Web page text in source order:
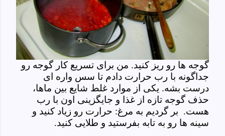
گوجه ها رو ریز کنید. من برای تسریع کار گوجه رو
جداگونه با رب حرارت دادم تا سس واره ای
درست بشه. یکی از موارد غلط شایع بین ماها،
حذف گوجه تازه از غذا و جایگزینی اون با رب
هست. بر گردیم به مرغ: حرارت رو زیاد کنید و
سینه ها رو به تابه بفرستید و طلایی کنید.